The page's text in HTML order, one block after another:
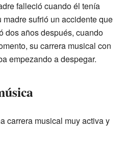
falleció cuando él tenía
sufrió un accidente que
dos años después, cuando
su carrera musical con
empezando a despegar.
carrera musical muy activa y